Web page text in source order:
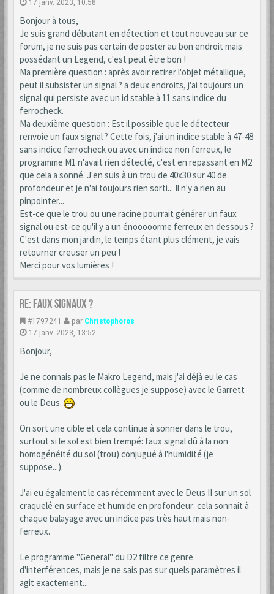
Bonjour à tous,
Je suis grand débutant en détection et tout nouveau sur ce
forum, je ne suis pas certain de poster au bon endroit mais
possédant un Legend, c'est peut être bon !
Ma première question : après avoir retirer l'objet métallique,
peut il subsister un signal ? a deux endroits, j'ai toujours un
signal qui persiste avec un id stable à 11 sans indice du
ferrocheck.
Ma deuxième question : Est il possible que le détecteur
renvoie un faux signal ? Cette fois, j'ai un indice stable à 47-48
sans indice ferrocheck ou avec un indice non ferreux, le
programme M1 n'avait rien détecté, c'est en repassant en M2
que cela a sonné. J'en suis à un trou de 40x30 sur 40 de
profondeur et je n'ai toujours rien sorti... Il n'y a rien au
pinpointer...
Est-ce que le trou ou une racine pourrait générer un faux
signal ou est-ce qu'il y a un énooooorme ferreux en dessous ?
C'est dans mon jardin, le temps étant plus clément, je vais
retourner creuser un peu !
Merci pour vos lumières !
Re: Faux signaux ?
#1797241 par Christophoros
17 janv. 2023, 13:52
Bonjour,
Je ne connais pas le Makro Legend, mais j'ai déjà eu le cas
(comme de nombreux collègues je suppose) avec le Garrett
ou le Deus.
On sort une cible et cela continue à sonner dans le trou,
surtout si le sol est bien trempé: faux signal dû à la non
homogénéité du sol (trou) conjugué à l'humidité (je
suppose...).
J'ai eu également le cas récemment avec le Deus II sur un sol
craquelé en surface et humide en profondeur: cela sonnait à
chaque balayage avec un indice pas très haut mais non-
ferreux.
Le programme "General" du D2 filtre ce genre
d'interférences, mais je ne sais pas sur quels paramètres il
agit exactement...